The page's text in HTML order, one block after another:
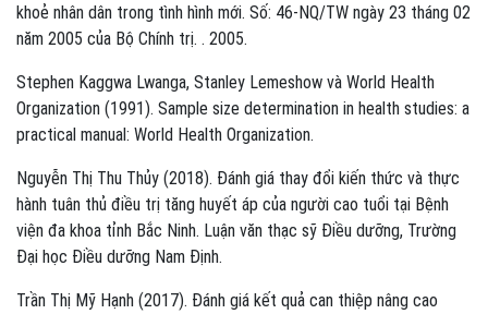
khoẻ nhân dân trong tình hình mới. Số: 46-NQ/TW ngày 23 tháng 02
năm 2005 của Bộ Chính trị. . 2005.
Stephen Kaggwa Lwanga, Stanley Lemeshow và World Health
Organization (1991). Sample size determination in health studies: a
practical manual: World Health Organization.
Nguyễn Thị Thu Thủy (2018). Đánh giá thay đổi kiến thức và thực
hành tuân thủ điều trị tăng huyết áp của người cao tuổi tại Bệnh
viện đa khoa tỉnh Bắc Ninh. Luận văn thạc sỹ Điều dưỡng, Trường
Đại học Điều dưỡng Nam Định.
Trần Thị Mỹ Hạnh (2017). Đánh giá kết quả can thiệp nâng cao